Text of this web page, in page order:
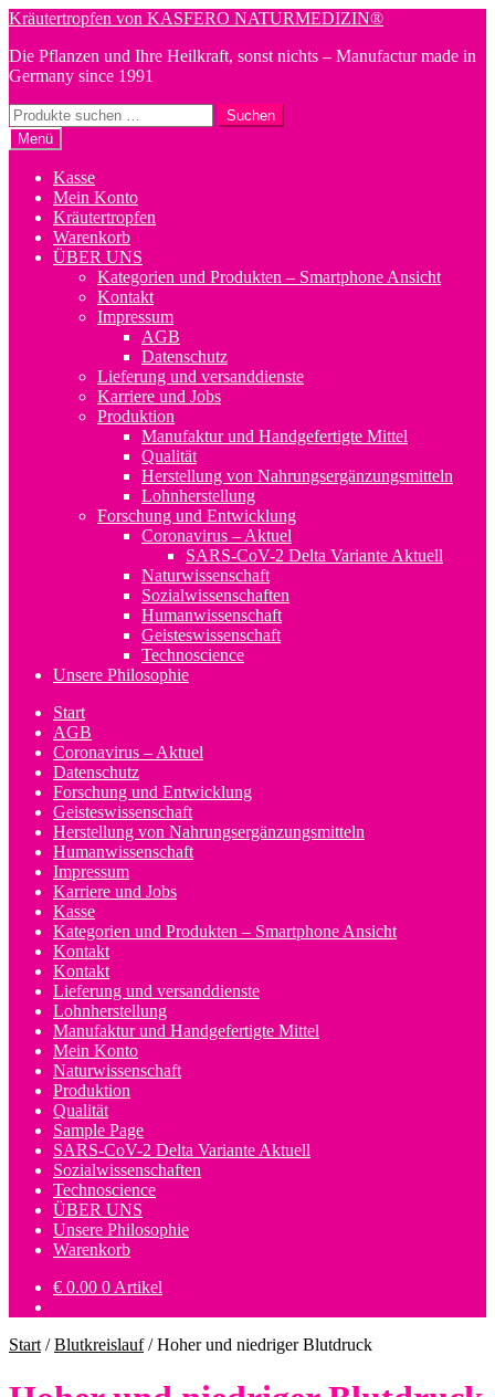
Zur
springen
Zum
springen
Kräutertropfen von KASFERO NATURMEDIZIN®
Die Pflanzen und Ihre Heilkraft, sonst nichts – Manufactur made in
Germany since 1991
Suchen
nach:
Suchen
Menü
Kasse
Mein Konto
Kräutertropfen
Warenkorb
ÜBER UNS
Kategorien und Produkten – Smartphone Ansicht
Kontakt
Impressum
AGB
Datenschutz
Lieferung und versanddienste
Karriere und Jobs
Produktion
Manufaktur und Handgefertigte Mittel
Qualität
Herstellung von Nahrungsergänzungsmitteln
Lohnherstellung
Forschung und Entwicklung
Coronavirus – Aktuel
SARS-CoV-2 Delta Variante Aktuell
Naturwissenschaft
Sozialwissenschaften
Humanwissenschaft
Geisteswissenschaft
Technoscience
Unsere Philosophie
Start
AGB
Coronavirus – Aktuel
Datenschutz
Forschung und Entwicklung
Geisteswissenschaft
Herstellung von Nahrungsergänzungsmitteln
Humanwissenschaft
Impressum
Karriere und Jobs
Kasse
Kategorien und Produkten – Smartphone Ansicht
Kontakt
Kontakt
Lieferung und versanddienste
Lohnherstellung
Manufaktur und Handgefertigte Mittel
Mein Konto
Naturwissenschaft
Produktion
Qualität
Sample Page
SARS-CoV-2 Delta Variante Aktuell
Sozialwissenschaften
Technoscience
ÜBER UNS
Unsere Philosophie
Warenkorb
€ 0.00 0 Artikel
Start /Blutkreislauf/Hoher und niedriger Blutdruck